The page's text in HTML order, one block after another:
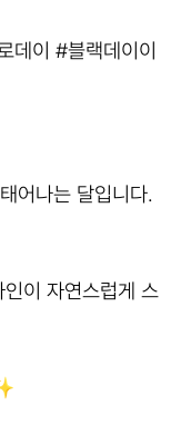
데이 #블랙데이이
어나는 달입니다.
이 자연스럽게 스